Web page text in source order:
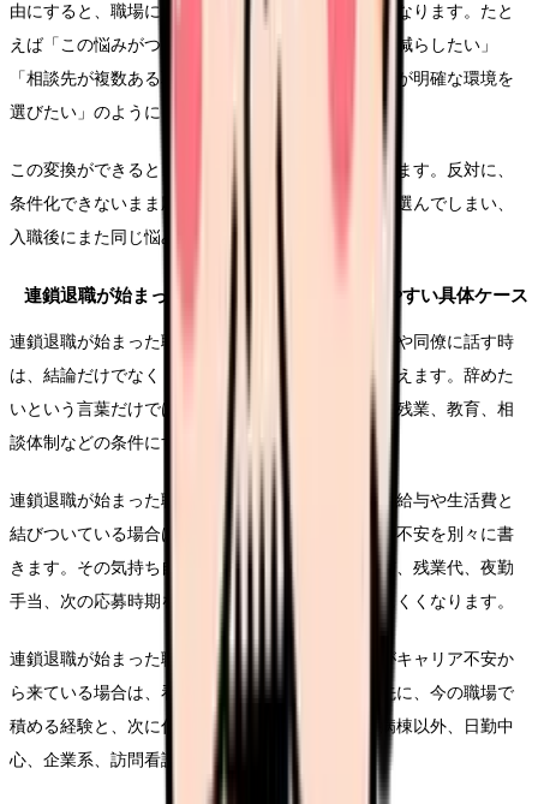
由にすると、職場にも次の応募先にも伝わりにくくなります。たと
えば「この悩みがつらい」ではなく、「夜勤回数を減らしたい」
「相談先が複数ある職場で働きたい」「教育の段階が明確な環境を
選びたい」のように、条件へ変換します。
この変換ができると、求人を見る時の精度が上がります。反対に、
条件化できないまま応募すると、給与や通勤だけで選んでしまい、
入職後にまた同じ悩みが再燃することがあります。
連鎖退職が始まった職場に残るべきかで起きやすい具体ケース
連鎖退職が始まった職場に残るべきかについて家族や同僚に話す時
は、結論だけでなく「何が変われば働けるか」を添えます。辞めた
いという言葉だけでは反対されやすくても、夜勤、残業、教育、相
談体制などの条件にすると共有しやすくなります。
連鎖退職が始まった職場に残るべきかという悩みが給与や生活費と
結びついている場合は、退職したい気持ちとお金の不安を別々に書
きます。その気持ち自体を否定せず、固定費、賞与、残業代、夜勤
手当、次の応募時期を並べると、焦りだけで動きにくくなります。
連鎖退職が始まった職場に残るべきかという悩みがキャリア不安か
ら来ている場合は、看護師を続けるかどうかより先に、今の職場で
積める経験と、次に伸ばしたい経験を分けます。病棟以外、日勤中
心、企業系、訪問看護などの条件を比較します。